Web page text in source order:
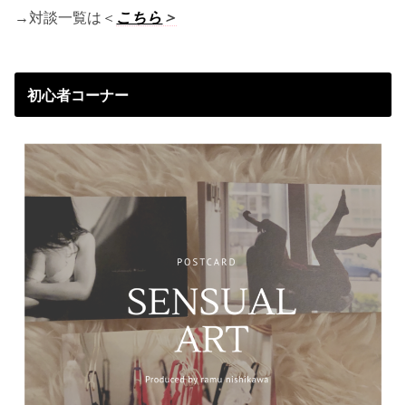
→対談一覧は＜ こちら ＞
初心者コーナー